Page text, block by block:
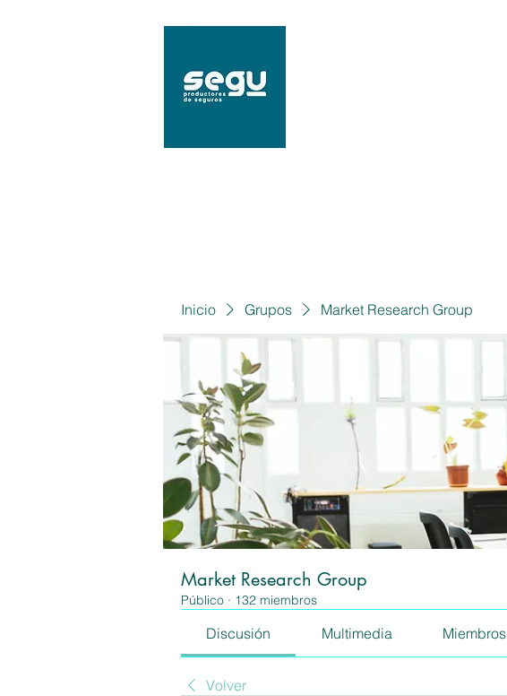
Inicio Grupos Market Research Group
Market Research Group
Público · 132 miembros
Discusión Multimedia Miembros
Volver